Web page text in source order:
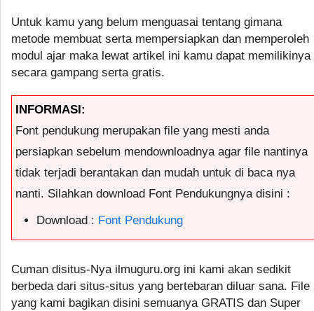
Untuk kamu yang belum menguasai tentang gimana
metode membuat serta mempersiapkan dan memperoleh
modul ajar maka lewat artikel ini kamu dapat memilikinya
secara gampang serta gratis.
INFORMASI:
Font pendukung merupakan file yang mesti anda
persiapkan sebelum mendownloadnya agar file nantinya
tidak terjadi berantakan dan mudah untuk di baca nya
nanti. Silahkan download Font Pendukungnya disini :
Download : Font Pendukung
Cuman disitus-Nya ilmuguru.org ini kami akan sedikit
berbeda dari situs-situs yang bertebaran diluar sana. File
yang kami bagikan disini semuanya GRATIS dan Super